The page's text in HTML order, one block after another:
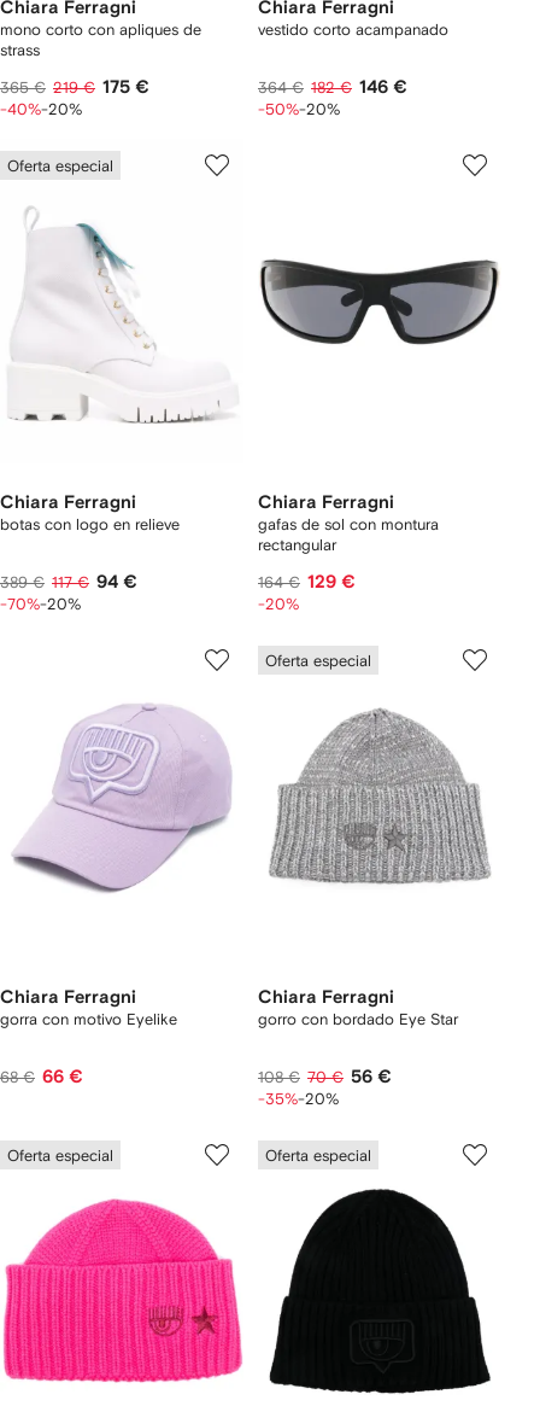
Chiara Ferragni
mono corto con apliques de
strass
365 € 219 € 175 €
-40%-20%
Chiara Ferragni
vestido corto acampanado
364 € 182 € 146 €
-50%-20%
Oferta especial
Chiara Ferragni
botas con logo en relieve
389 € 117 € 94 €
-70%-20%
Chiara Ferragni
gafas de sol con montura
rectangular
164 € 129 €
-20%
Chiara Ferragni
gorra con motivo Eyelike
68 € 66 €
Oferta especial
Chiara Ferragni
gorro con bordado Eye Star
108 € 70 € 56 €
-35%-20%
Oferta especial Oferta especial